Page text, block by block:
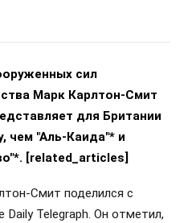
сил
Марк Карлтон-Смит
для Британии
чем "Аль-Каида"* и
[related_articles]
Смит поделился с
Telegraph. Он отметил,